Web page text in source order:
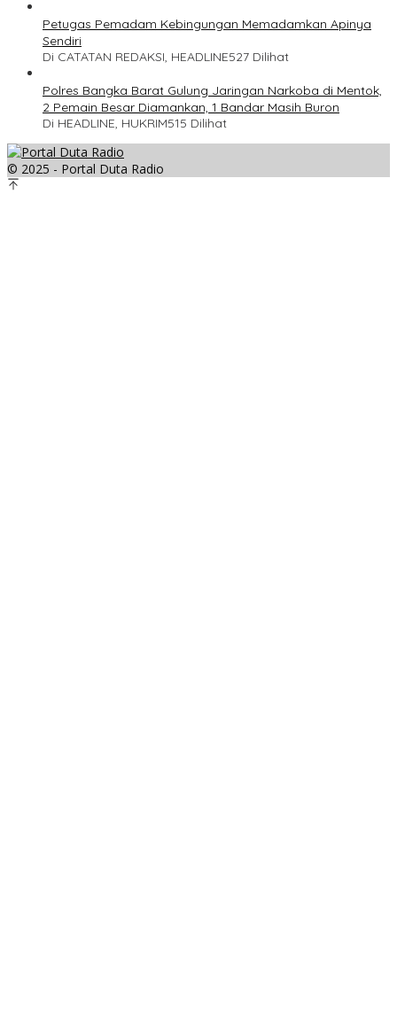
Petugas Pemadam Kebingungan Memadamkan Apinya
Sendiri
Di CATATAN REDAKSI, HEADLINE527 Dilihat
Polres Bangka Barat Gulung Jaringan Narkoba di Mentok,
2 Pemain Besar Diamankan, 1 Bandar Masih Buron
Di HEADLINE, HUKRIM515 Dilihat
© 2025 - Portal Duta Radio